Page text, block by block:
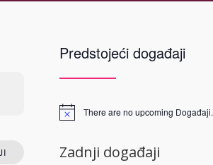
Herzegovina
Predstojeći događaji
There are no upcoming Događaji.
Zadnji događaji